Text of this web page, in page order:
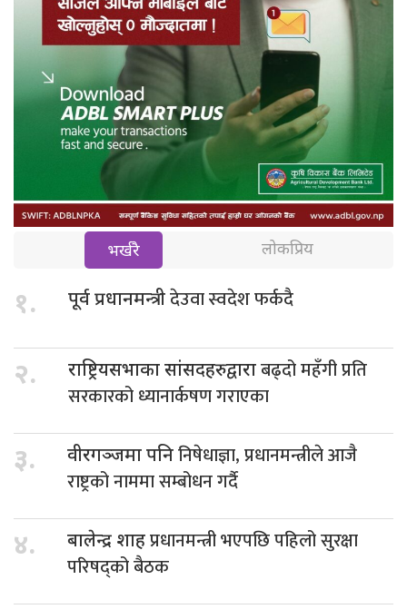
भर्खरै लोकप्रिय
१. पूर्व प्रधानमन्त्रीदेउवा स्वदेश फर्कदै
२. राष्ट्रियसभाका सांसदहरुद्वाराबढ्दो महँगी प्रति
सरकारको ध्यानार्कषण गराएका
३. वीरगञ्जमा पनिनिषेधाज्ञा, प्रधानमन्त्रीले आजै
राष्ट्रको नाममा सम्बोधन गर्दै
४. बालेन्द्र शाहप्रधानमन्त्री भएपछि पहिलो सुरक्षा
परिषद्को बैठक